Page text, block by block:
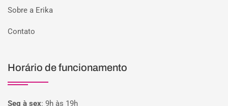
Sobre a Erika
Contato
Horário de funcionamento
Seg à sex: 9h às 19h